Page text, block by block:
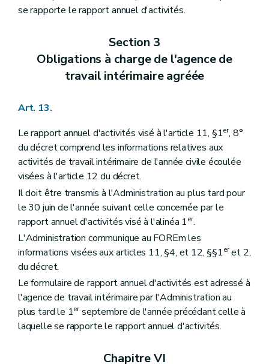
se rapporte le rapport annuel d'activités.
Section 3
Obligations à charge de l'agence de
travail intérimaire agréée
Art. 13.
Le rapport annuel d'activités visé à l'article 11, §1er, 8°
du décret comprend les informations relatives aux
activités de travail intérimaire de l'année civile écoulée
visées à l'article 12 du décret.
Il doit être transmis à l'Administration au plus tard pour
le 30 juin de l'année suivant celle concernée par le
rapport annuel d'activités visé à l'alinéa 1er.
L'Administration communique au FOREm les
informations visées aux articles 11, §4, et 12, §§1eret 2,
du décret.
Le formulaire de rapport annuel d'activités est adressé à
l'agence de travail intérimaire par l'Administration au
plus tard le 1erseptembre de l'année précédant celle à
laquelle se rapporte le rapport annuel d'activités.
Chapitre VI